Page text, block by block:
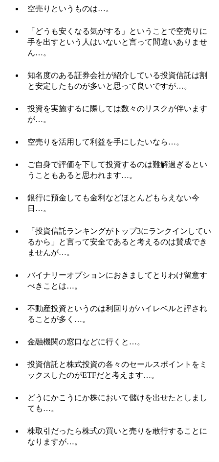
空売りというものは…。
「どうも安くなる気がする」ということで空売りに
手を出すという人はいないと言って間違いありませ
ん…。
知名度のある証券会社が紹介している投資信託は割
と安定したものが多いと思って良いですが…。
投資を実施するに際しては数々のリスクが伴います
が…。
空売りを活用して利益を手にしたいなら…。
ご自身で評価を下して投資するのは難解過ぎるとい
うこともあると思われます…。
銀行に預金しても金利などほとんどもらえない今
日…。
「投資信託ランキングがトップ3にランクインしてい
るから」と言って安全であると考えるのは賛成でき
ませんが…。
バイナリーオプションにおきましてとりわけ留意す
べきことは…。
不動産投資というのは利回りがハイレベルと評され
ることが多く…。
金融機関の窓口などに行くと…。
投資信託と株式投資の各々のセールスポイントをミ
ックスしたのがETFだと考えます…。
どうにかこうにか株において儲けを出せたとしまし
ても…。
株取引だったら株式の買いと売りを敢行することに
なりますが…。